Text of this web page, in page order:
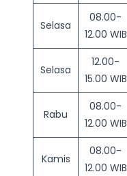
Selasa
08.00-
12.00 WIB
Selasa
12.00-
15.00 WIB
Rabu
08.00-
12.00 WIB
Kamis
08.00-
12.00 WIB